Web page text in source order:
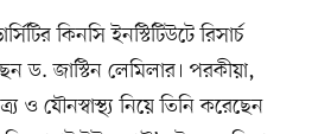
কিনসি ইনস্টিটিউটে রিসার্চ
ড. জাস্টিন লেমিলার। পরকীয়া,
ও যৌনস্বাস্থ্য নিয়ে তিনি করেছেন